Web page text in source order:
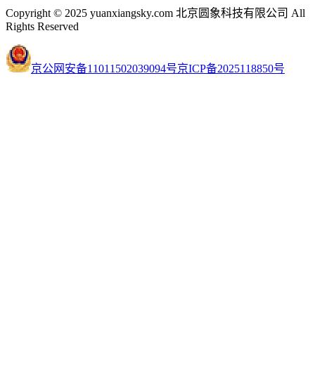
Copyright © 2025 yuanxiangsky.com 北京圆象科技有限公司 All
Rights Reserved
京公网安备11011502039094号京ICP备2025118850号